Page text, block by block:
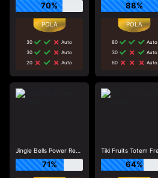
70%
30
Auto
30
Auto
20
Auto
88%
80
Auto
30
Auto
60
Auto
Jingle Bells Power Reels
71% 64%